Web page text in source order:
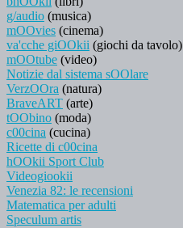
g/audio (musica)
mOOvies (cinema)
va'cche giOOkii (giochi da tavolo)
mOOtube (video)
Notizie dal sistema sOOlare
VerzOOra (natura)
BraveART (arte)
tOObino (moda)
c00cina (cucina)
Ricette di c00cina
hOOkii Sport Club
Videogiookii
Venezia 82: le recensioni
Matematica per adulti
Speculum artis